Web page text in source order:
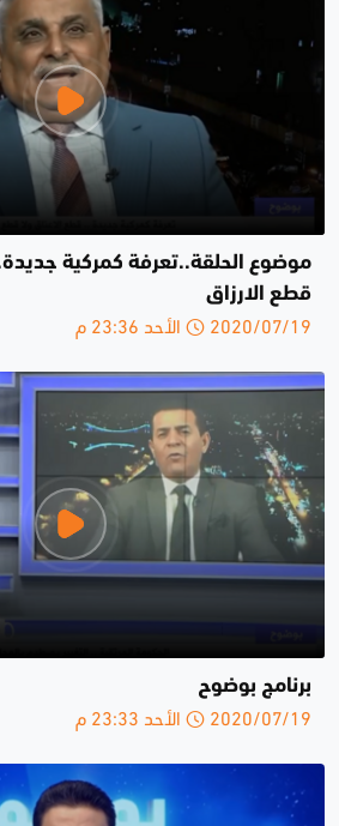
موضوع الحلقة..تعرفة كمركية
قطع الارزاق
2020/07/19 الأحد 23:36 م
برنامج بوضوح
2020/07/19 الأحد 23:33 م